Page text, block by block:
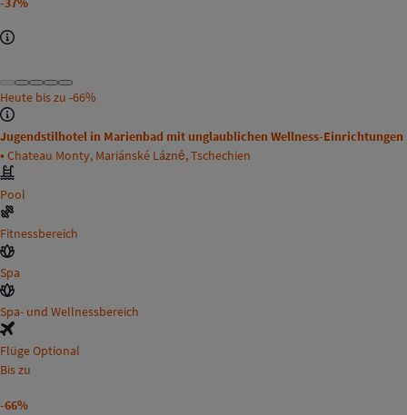
Heute bis zu -66%
Jugendstilhotel in Marienbad mit unglaublichen Wellness-Einrichtungen
• Chateau Monty, Mariánské Lázně, Tschechien
Pool
Fitnessbereich
Spa
Spa- und Wellnessbereich
Flüge Optional
Bis zu
-66%